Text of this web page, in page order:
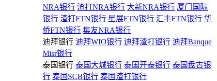
NRA银行 渣打NRA银行 大新NRA银行 厦门国际
银行 渣打FTN银行 星展FTN银行 汇丰FTN银行 华
侨FTN银行 集友NRA银行
迪拜银行 迪拜WIO银行 迪拜渣打银行 迪拜Banque
Misr银行
泰国银行 泰国大城银行 泰国开泰银行 泰国盘古银
行 泰国SCB银行 泰国渣打银行